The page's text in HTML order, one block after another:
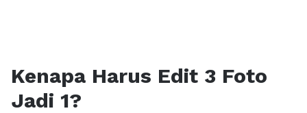
Kenapa Harus Edit 3 Foto
Jadi 1?